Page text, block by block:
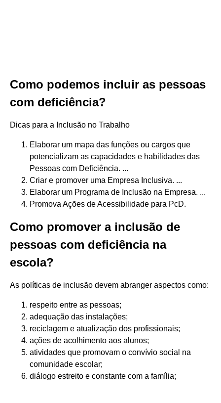
Como podemos incluir as pessoas
com deficiência?
Dicas para a Inclusão no Trabalho
Elaborar um mapa das funções ou cargos que
potencializam as capacidades e habilidades das
Pessoas com Deficiência. ...
Criar e promover uma Empresa Inclusiva. ...
Elaborar um Programa de Inclusão na Empresa. ...
Promova Ações de Acessibilidade para PcD.
Como promover a inclusão de
pessoas com deficiência na
escola?
As políticas de inclusão devem abranger aspectos como:
respeito entre as pessoas;
adequação das instalações;
reciclagem e atualização dos profissionais;
ações de acolhimento aos alunos;
atividades que promovam o convívio social na
comunidade escolar;
diálogo estreito e constante com a família;